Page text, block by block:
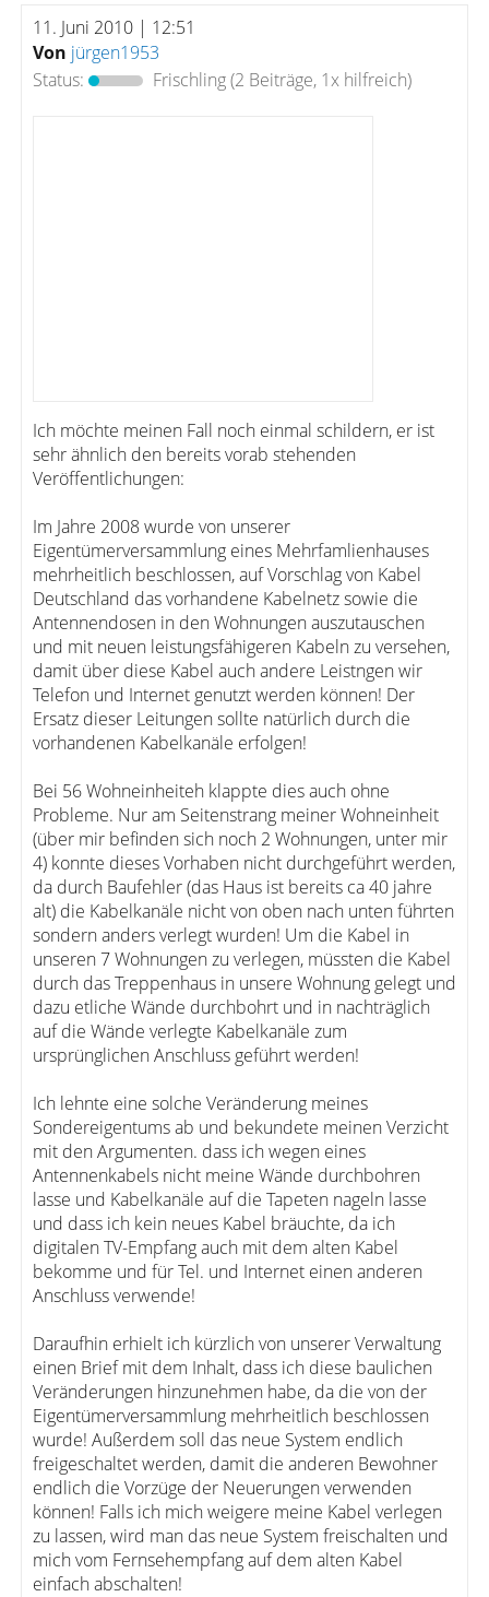
11. Juni 2010 | 12:51
Von jürgen1953
Status:
Frischling(2 Beiträge, 1x hilfreich)
Ich möchte meinen Fall noch einmal schildern, er ist
sehr ähnlich den bereits vorab stehenden
Veröffentlichungen:
Im Jahre 2008 wurde von unserer
Eigentümerversammlung eines Mehrfamlienhauses
mehrheitlich beschlossen, auf Vorschlag von Kabel
Deutschland das vorhandene Kabelnetz sowie die
Antennendosen in den Wohnungen auszutauschen
und mit neuen leistungsfähigeren Kabeln zu versehen,
damit über diese Kabel auch andere Leistngen wir
Telefon und Internet genutzt werden können! Der
Ersatz dieser Leitungen sollte natürlich durch die
vorhandenen Kabelkanäle erfolgen!
Bei 56 Wohneinheiteh klappte dies auch ohne
Probleme. Nur am Seitenstrang meiner Wohneinheit
(über mir befinden sich noch 2 Wohnungen, unter mir
4) konnte dieses Vorhaben nicht durchgeführt werden,
da durch Baufehler (das Haus ist bereits ca 40 jahre
alt) die Kabelkanäle nicht von oben nach unten führten
sondern anders verlegt wurden! Um die Kabel in
unseren 7 Wohnungen zu verlegen, müssten die Kabel
durch das Treppenhaus in unsere Wohnung gelegt und
dazu etliche Wände durchbohrt und in nachträglich
auf die Wände verlegte Kabelkanäle zum
ursprünglichen Anschluss geführt werden!
Ich lehnte eine solche Veränderung meines
Sondereigentums ab und bekundete meinen Verzicht
mit den Argumenten. dass ich wegen eines
Antennenkabels nicht meine Wände durchbohren
lasse und Kabelkanäle auf die Tapeten nageln lasse
und dass ich kein neues Kabel bräuchte, da ich
digitalen TV-Empfang auch mit dem alten Kabel
bekomme und für Tel. und Internet einen anderen
Anschluss verwende!
Daraufhin erhielt ich kürzlich von unserer Verwaltung
einen Brief mit dem Inhalt, dass ich diese baulichen
Veränderungen hinzunehmen habe, da die von der
Eigentümerversammlung mehrheitlich beschlossen
wurde! Außerdem soll das neue System endlich
freigeschaltet werden, damit die anderen Bewohner
endlich die Vorzüge der Neuerungen verwenden
können! Falls ich mich weigere meine Kabel verlegen
zu lassen, wird man das neue System freischalten und
mich vom Fernsehempfang auf dem alten Kabel
einfach abschalten!